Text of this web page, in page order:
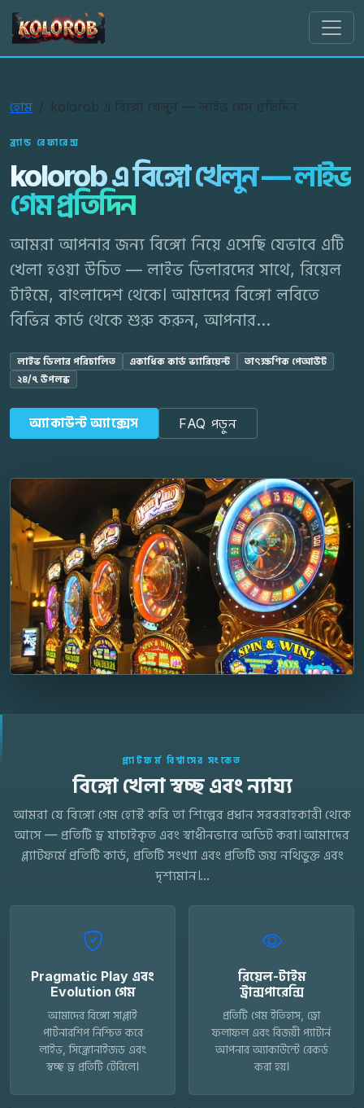
kolorob
হোম kolorob এ বিঙ্গো খেলুন — লাইভ গেম প্রতিদিন
ব্র্যান্ড রেফারেন্স
kolorob এ বিঙ্গো খেলুন — লাইভ
গেম প্রতিদিন
আমরা আপনার জন্য বিঙ্গো নিয়ে এসেছি যেভাবে এটি
খেলা হওয়া উচিত — লাইভ ডিলারদের সাথে, রিয়েল
টাইমে, বাংলাদেশ থেকে। আমাদের বিঙ্গো লবিতে
বিভিন্ন কার্ড থেকে শুরু করুন, আপনার...
লাইভ ডিলার পরিচালিত একাধিক কার্ড ভ্যারিয়েন্ট
তাৎক্ষণিক পেআউট
২৪/৭ উপলব্ধ
অ্যাকাউন্ট অ্যাক্সেস FAQ পড়ুন
প্ল্যাটফর্ম বিশ্বাসের সংকেত
বিঙ্গো খেলা স্বচ্ছ এবং ন্যায্য
আমরা যে বিঙ্গো গেম হোস্ট করি তা শিল্পের প্রধান সরবরাহকারী থেকে
আসে — প্রতিটি ড্র যাচাইকৃত এবং স্বাধীনভাবে অডিট করা। আমাদের
প্ল্যাটফর্মে প্রতিটি কার্ড, প্রতিটি সংখ্যা এবং প্রতিটি জয় নথিভুক্ত এবং
দৃশ্যমান।...
Pragmatic Play এবং
Evolution গেম
আমাদের বিঙ্গো সাপ্লাই
পার্টনারশিপ নিশ্চিত করে
লাইভ, সিঙ্ক্রোনাইজড এবং
স্বচ্ছ ড্র প্রতিটি টেবিলে।
রিয়েল-টাইম
ট্রান্সপারেন্সি
প্রতিটি গেম ইতিহাস, ড্রো
ফলাফল এবং বিজয়ী প্যাটার্ন
আপনার অ্যাকাউন্টে রেকর্ড
করা হয়।